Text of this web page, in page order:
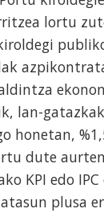
lortu
lan-
honetan,
dute
KPI edo
plusa